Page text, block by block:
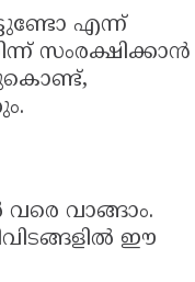
എന്ന്
സംരക്ഷിക്കാൻ
വാങ്ങാം.
ഈ